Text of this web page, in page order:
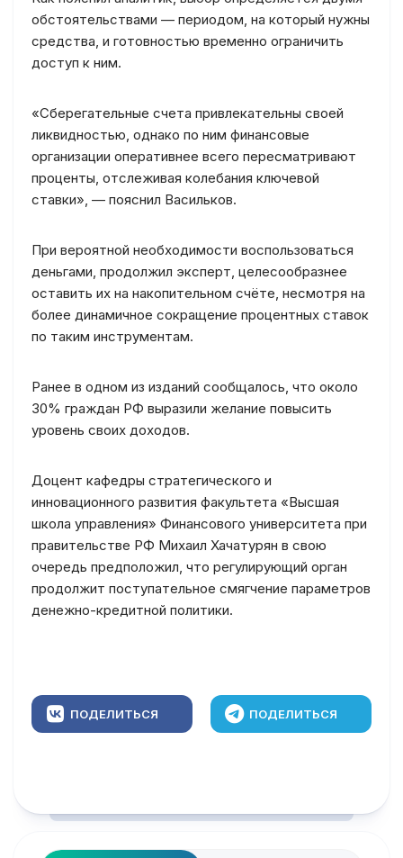
обстоятельствами — периодом, на который нужны
средства, и готовностью временно ограничить
доступ к ним.
«Сберегательные счета привлекательны своей
ликвидностью, однако по ним финансовые
организации оперативнее всего пересматривают
проценты, отслеживая колебания ключевой
ставки», — пояснил Васильков.
При вероятной необходимости воспользоваться
деньгами, продолжил эксперт, целесообразнее
оставить их на накопительном счёте, несмотря на
более динамичное сокращение процентных ставок
по таким инструментам.
Ранее в одном из изданий сообщалось, что около
30% граждан РФ выразили желание повысить
уровень своих доходов.
Доцент кафедры стратегического и
инновационного развития факультета «Высшая
школа управления» Финансового университета при
правительстве РФ Михаил Хачатурян в свою
очередь предположил, что регулирующий орган
продолжит поступательное смягчение параметров
денежно-кредитной политики.
ПОДЕЛИТЬСЯ ПОДЕЛИТЬСЯ